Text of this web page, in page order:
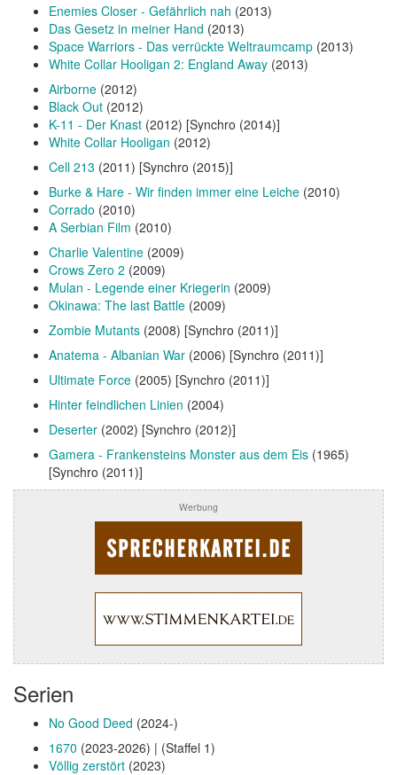
Enemies Closer - Gefährlich nah (2013)
Das Gesetz in meiner Hand (2013)
Space Warriors - Das verrückte Weltraumcamp (2013)
White Collar Hooligan 2: England Away (2013)
Airborne (2012)
Black Out (2012)
K-11 - Der Knast (2012) [Synchro (2014)]
White Collar Hooligan (2012)
Cell 213 (2011) [Synchro (2015)]
Burke & Hare - Wir finden immer eine Leiche (2010)
Corrado (2010)
A Serbian Film (2010)
Charlie Valentine (2009)
Crows Zero 2 (2009)
Mulan - Legende einer Kriegerin (2009)
Okinawa: The last Battle (2009)
Zombie Mutants (2008) [Synchro (2011)]
Anatema - Albanian War (2006) [Synchro (2011)]
Ultimate Force (2005) [Synchro (2011)]
Hinter feindlichen Linien (2004)
Deserter (2002) [Synchro (2012)]
Gamera - Frankensteins Monster aus dem Eis (1965)
[Synchro (2011)]
Werbung
Serien
No Good Deed (2024-)
1670 (2023-2026) | (Staffel 1)
Völlig zerstört (2023)